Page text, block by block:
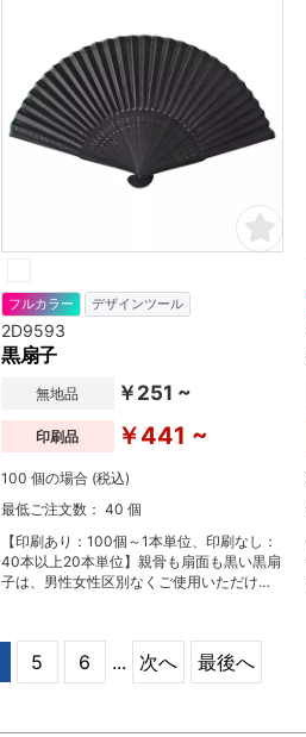
フルカラー デザインツール
2D9593
黒扇子
無地品 ￥251 ~
印刷品 ￥441 ~
100 個の場合 (税込)
最低ご注文数： 40 個
【印刷あり：100個～1本単位、印刷なし：
40本以上20本単位】親骨も扇面も黒い黒扇
子は、男性女性区別なくご使用いただける
ます。
5 6 ... 次へ 最後へ